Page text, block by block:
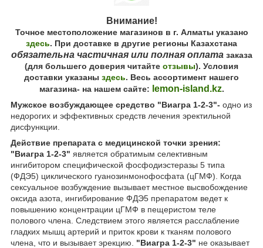
Внимание!
Точное местоположение магазинов в г. Алматы указано
здесь. При доставке в другие регионы Казахстана
обязательна частичная или полная оплатазаказа
(для большего доверия читайте отзывы). Условия
доставки указаны здесь. Весь ассортимент нашего
магазина- на нашем сайте: lemon-island.kz.
Мужское возбуждающее средство "Виагра 1-2-3"- одно из
недорогих и эффективных средств лечения эректильной
дисфункции.
Действие препарата с медицинской точки зрения:
"Виагра 1-2-3" является обратимым селективным
ингибитором специфической фосфодиэстеразы 5 типа
(ФДЭ5) циклического гуанозинмонофосфата (цГМФ). Когда
сексуальное возбуждение вызывает местное высвобождение
оксида азота, ингибирование ФДЭ5 препаратом ведет к
повышению концентрации цГМФ в пещеристом теле
полового члена. Следствием этого является расслабление
гладких мышц артерий и приток крови к тканям полового
члена, что и вызывает эрекцию. "Виагра 1-2-3" не оказывает